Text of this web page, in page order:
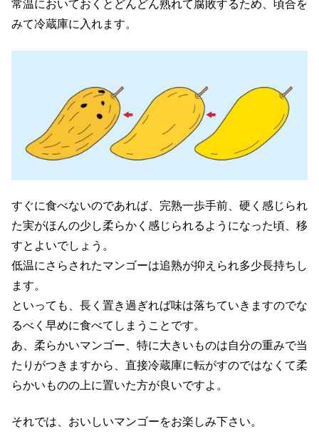
常温においておくとどんどん熟れて腐敗するため、頃合を
みて冷蔵庫に入れます。
すぐに食べないのであれば、完熟一歩手前、硬く感じられ
た実がほんの少し柔らかく感じられるようになった頃、移
すとよいでしょう。
低温にさらされたマンゴーは追熟が抑えられ多少長持ちし
ます。
といっても、長く置き過ぎれば味は落ちていきますのでな
るべく早めに食べてしまうことです。
あ、柔らかいマンゴー、特に大きいものは自分の重みで当
たりがつきますから、直接冷蔵庫に転がすのではなくて柔
らかいものの上に置いた方が良いですよ。
それでは、おいしいマンゴーをお楽しみ下さい。